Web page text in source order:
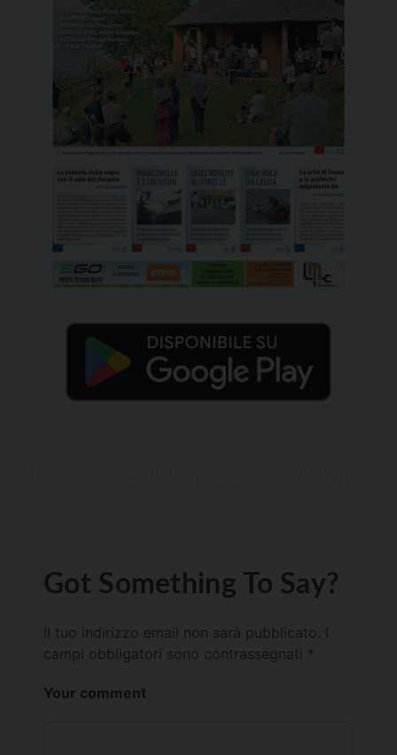
Got Something To Say?
Il tuo indirizzo email non sarà pubblicato.
campi obbligatori sono contrassegnati *
Your comment